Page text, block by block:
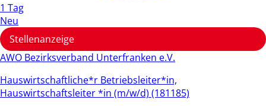
1 Tag
Neu
Stellenanzeige
AWO Bezirksverband Unterfranken e.V.
Hauswirtschaftliche*r Betriebsleiter*in,
Hauswirtschaftsleiter *in (m/w/d) (181185)